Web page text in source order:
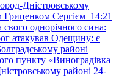
Дністровському
Гриценком Сергієм 14:21
однорічного сина:
атакував Одещину: є
районі
пункту «Виноградівка
районі 24-